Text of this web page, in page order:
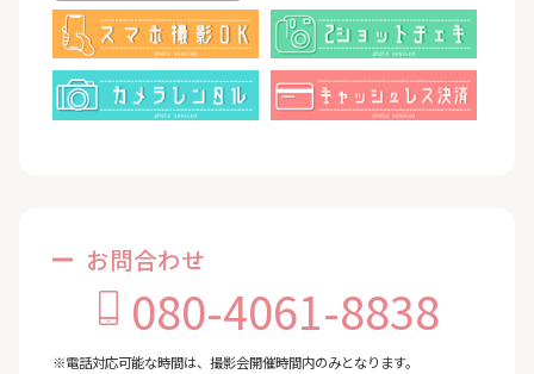
お問合わせ
080-4061-8838
※電話対応可能な時間は、撮影会開催時間内のみとなります。